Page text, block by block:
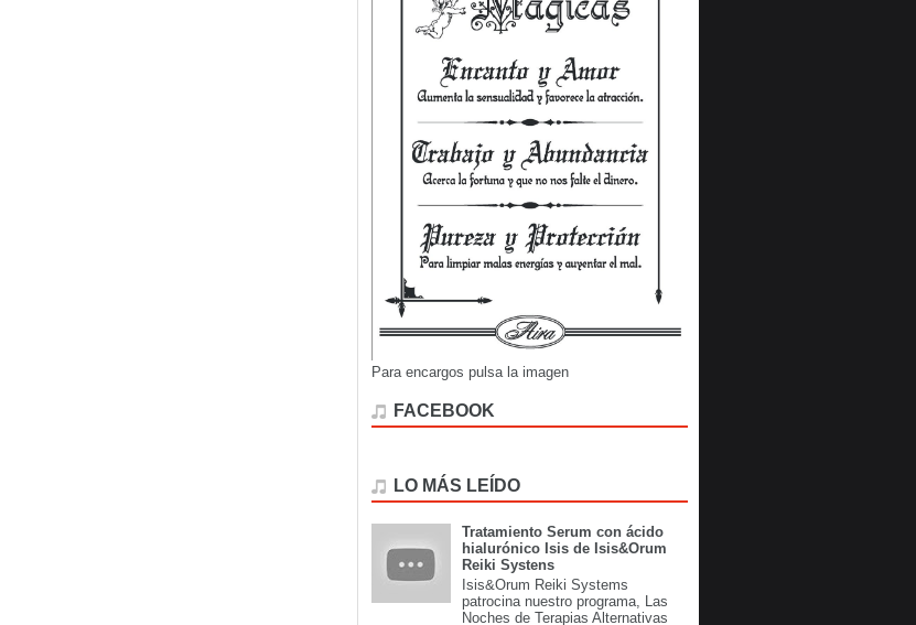
Para encargos pulsa la imagen
FACEBOOK
LO MÁS LEÍDO
Tratamiento Serum con ácido
hialurónico Isis de Isis&Orum
Reiki Systens
Isis&Orum Reiki Systems
patrocina nuestro programa, Las
Noches de Terapias Alternativas